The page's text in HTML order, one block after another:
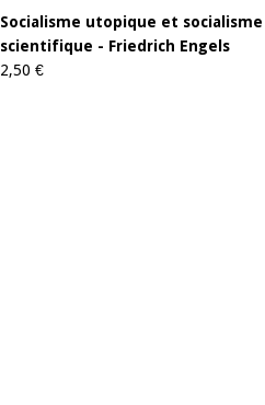
Socialisme utopique et socialisme
scientifique - Friedrich Engels
2,50 €